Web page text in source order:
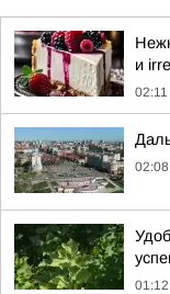
и
02:11
02:08
01:12